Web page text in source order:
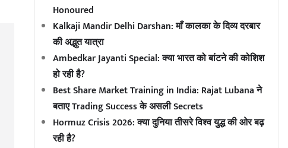
Honoured
Kalkaji Mandir Delhi Darshan: माँ कालका के दिव्य दरबार
की अद्भुत यात्रा
Ambedkar Jayanti Special: क्या भारत को बांटने की कोशिश
हो रही है?
Best Share Market Training in India: Rajat Lubana ने
बताए Trading Success के असली Secrets
Hormuz Crisis 2026: क्या दुनिया तीसरे विश्व युद्ध की ओर बढ़
रही है?